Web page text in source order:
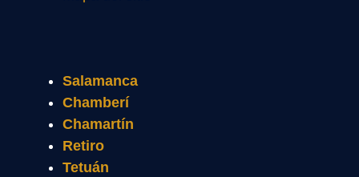
Salamanca
Chamberí
Chamartín
Retiro
Tetuán